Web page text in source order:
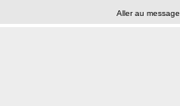
Aller au message